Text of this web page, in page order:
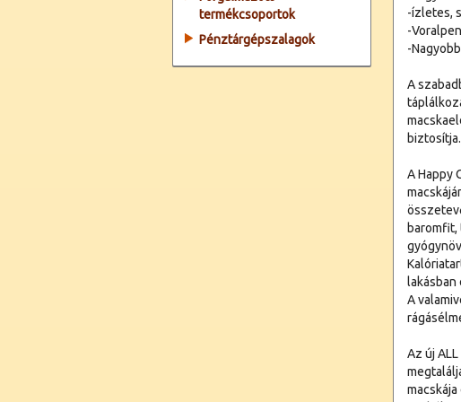
termékcsoportok
Pénztárgépszalagok
-ízletes,
-
-
A
biztosítja.
A Happy
baromfit,
lakásban
A
Az új